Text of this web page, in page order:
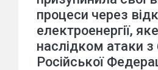
процеси через
електроенергії,
наслідком атаки з
Російської